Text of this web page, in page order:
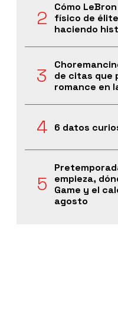
Cómo
físico de
haciendo
de citas que
romance en
6 datos
empieza,
Game y el
agosto